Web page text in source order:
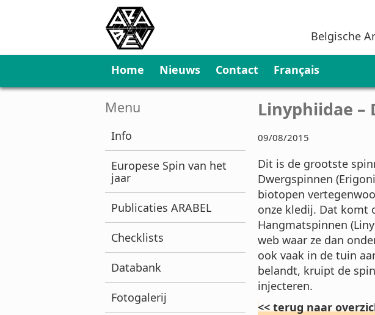
Belgische
Home Nieuws Contact Français
Menu
Info
Europese Spin van het
jaar
Publicaties ARABEL
Checklists
Databank
Fotogalerij
Linyphiidae –
09/08/2015
Dit is de grootste
Dwergspinnen
biotopen
onze kledij. Dat komt
Hangmatspinnen
web waar ze dan
ook vaak in de tuin
belandt, kruipt de
injecteren.
<< terug naar